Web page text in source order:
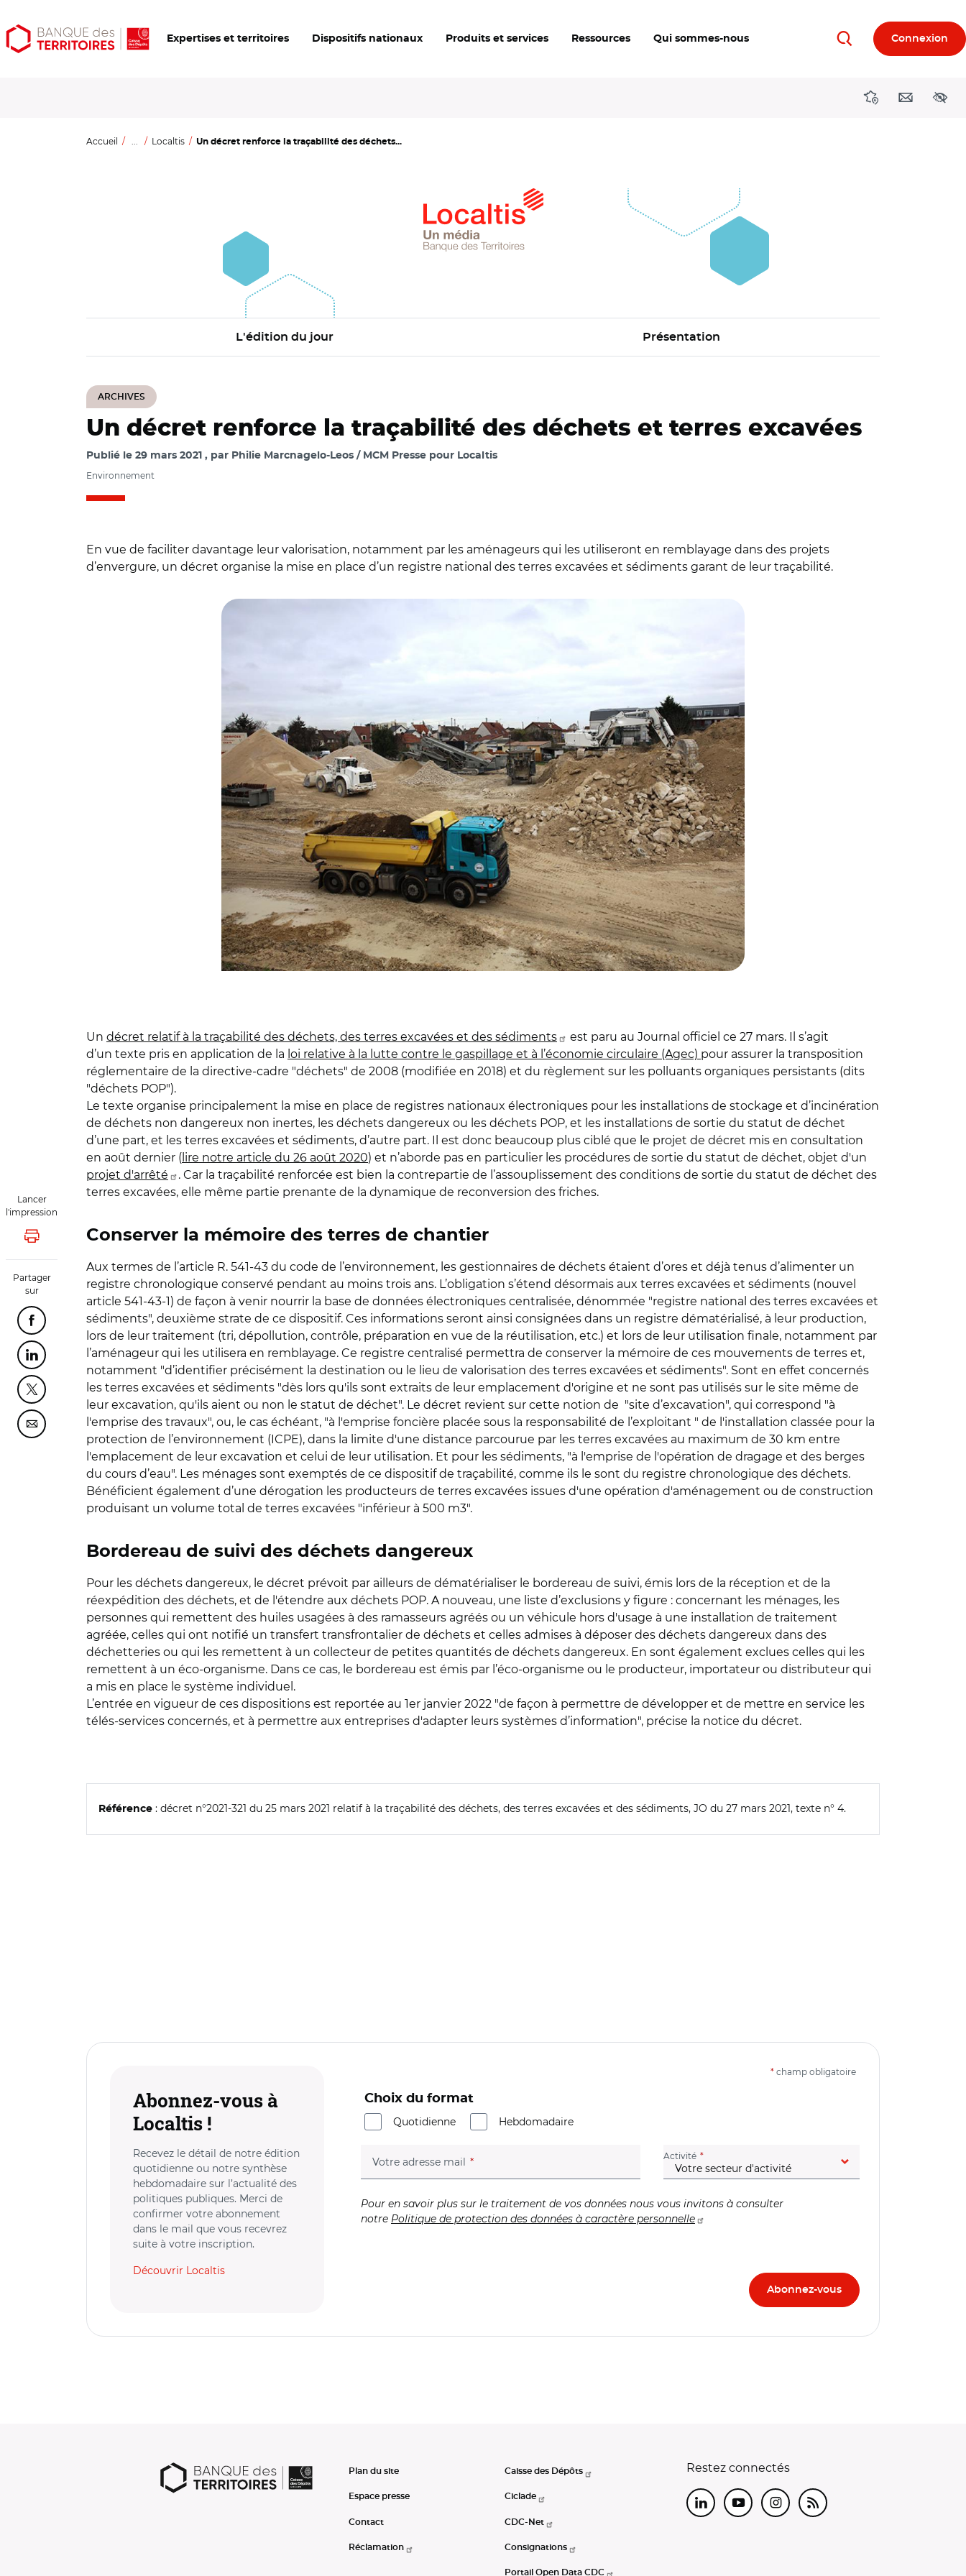
Aller
au
Aller
au
Ouvrir
les
Expertises et territoires Dispositifs nationaux Produits et services Ressources Qui sommes-nous RechercherConnexion
DirectionsContact
Accueil ... Localtis Un décret renforce la traçabilité des déchets...
L'édition du jour Présentation
ARCHIVES
Lancer
l'impression
Lancer l'impression
Partager
sur
Partager cette page sur Facebook
Partager cette page sur Linkedin
Partager cette page sur Twitter
Partager cette page sur Courriel
Un décret renforce la traçabilité des déchets et terres excavées
Publié le 29 mars 2021 par Philie Marcnagelo-Leos / MCM Presse pour Localtis
Environnement
En vue de faciliter davantage leur valorisation, notamment par les aménageurs qui les utiliseront en remblayage dans des projets
d’envergure, un décret organise la mise en place d’un registre national des terres excavées et sédiments garant de leur traçabilité.
Un décret relatif à la traçabilité des déchets, des terres excavées et des sédiments
est paru au Journal officiel ce 27 mars. Il s’agit
d’un texte pris en application de la loi relative à la lutte contre le gaspillage et à l’économie circulaire (Agec) pour assurer la transposition
réglementaire de la directive-cadre "déchets" de 2008 (modifiée en 2018) et du règlement sur les polluants organiques persistants (dits
"déchets POP").
Le texte organise principalement la mise en place de registres nationaux électroniques pour les installations de stockage et d’incinération
de déchets non dangereux non inertes, les déchets dangereux ou les déchets POP, et les installations de sortie du statut de déchet
d’une part, et les terres excavées et sédiments, d’autre part. Il est donc beaucoup plus ciblé que le projet de décret mis en consultation
en août dernier ( lire notre article du 26 août 2020) et n’aborde pas en particulier les procédures de sortie du statut de déchet, objet d'un
projet d'arrêté
. Car la traçabilité renforcée est bien la contrepartie de l’assouplissement des conditions de sortie du statut de déchet des
terres excavées, elle même partie prenante de la dynamique de reconversion des friches.
Conserver la mémoire des terres de chantier
Aux termes de l’article R. 541-43 du code de l’environnement, les gestionnaires de déchets étaient d’ores et déjà tenus d’alimenter un
registre chronologique conservé pendant au moins trois ans. L’obligation s’étend désormais aux terres excavées et sédiments (nouvel
article 541-43-1) de façon à venir nourrir la base de données électroniques centralisée, dénommée "registre national des terres excavées et
sédiments", deuxième strate de ce dispositif. Ces informations seront ainsi consignées dans un registre dématérialisé, à leur production,
lors de leur traitement (tri, dépollution, contrôle, préparation en vue de la réutilisation, etc.) et lors de leur utilisation finale, notamment par
l’aménageur qui les utilisera en remblayage. Ce registre centralisé permettra de conserver la mémoire de ces mouvements de terres et,
notamment "d’identifier précisément la destination ou le lieu de valorisation des terres excavées et sédiments". Sont en effet concernés
les terres excavées et sédiments "dès lors qu'ils sont extraits de leur emplacement d'origine et ne sont pas utilisés sur le site même de
leur excavation, qu'ils aient ou non le statut de déchet". Le décret revient sur cette notion de "site d’excavation", qui correspond "à
l'emprise des travaux", ou, le cas échéant, "à l'emprise foncière placée sous la responsabilité de l’exploitant " de l'installation classée pour la
protection de l’environnement (ICPE), dans la limite d'une distance parcourue par les terres excavées au maximum de 30 km entre
l'emplacement de leur excavation et celui de leur utilisation. Et pour les sédiments, "à l'emprise de l'opération de dragage et des berges
du cours d’eau". Les ménages sont exemptés de ce dispositif de traçabilité, comme ils le sont du registre chronologique des déchets.
Bénéficient également d’une dérogation les producteurs de terres excavées issues d'une opération d'aménagement ou de construction
produisant un volume total de terres excavées "inférieur à 500 m3".
Bordereau de suivi des déchets dangereux
Pour les déchets dangereux, le décret prévoit par ailleurs de dématérialiser le bordereau de suivi, émis lors de la réception et de la
réexpédition des déchets, et de l'étendre aux déchets POP. A nouveau, une liste d’exclusions y figure : concernant les ménages, les
personnes qui remettent des huiles usagées à des ramasseurs agréés ou un véhicule hors d'usage à une installation de traitement
agréée, celles qui ont notifié un transfert transfrontalier de déchets et celles admises à déposer des déchets dangereux dans des
déchetteries ou qui les remettent à un collecteur de petites quantités de déchets dangereux. En sont également exclues celles qui les
remettent à un éco-organisme. Dans ce cas, le bordereau est émis par l’éco-organisme ou le producteur, importateur ou distributeur qui
a mis en place le système individuel.
L’entrée en vigueur de ces dispositions est reportée au 1er janvier 2022 "de façon à permettre de développer et de mettre en service les
télés-services concernés, et à permettre aux entreprises d'adapter leurs systèmes d’information", précise la notice du décret.
Référence : décret n°2021-321 du 25 mars 2021 relatif à la traçabilité des déchets, des terres excavées et des sédiments, JO du 27 mars 2021, texte n° 4.
Abonnez-vous à
Localtis !
Recevez le détail de notre édition
quotidienne ou notre synthèse
hebdomadaire sur l’actualité des
politiques publiques. Merci de
confirmer votre abonnement
dans le mail que vous recevrez
suite à votre inscription.
Découvrir Localtis
* champ obligatoire
Choix du format
Quotidienne
Hebdomadaire
Votre adresse mail (champ obligatoire) Activité (champ obligatoire)
Pour en savoir plus sur le traitement de vos données nous vous invitons à consulter
notre Politique de protection des données à caractère personnelle
Plan du site
Espace presse
Contact
Réclamation
Caisse des Dépôts
Ciclade
CDC-Net
Consignations
Portail Open Data CDC
Restez connectés
LinkedInYoutubeInstagram
RSS